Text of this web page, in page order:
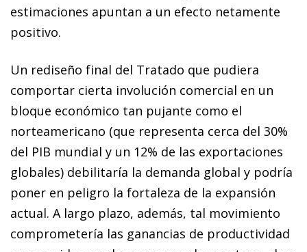
estimaciones apuntan a un efecto netamente
positivo.
Un rediseño final del Tratado que pudiera
comportar cierta involución comercial en un
bloque económico tan pujante como el
norteamericano (que representa cerca del 30%
del PIB mundial y un 12% de las exportaciones
globales) debilitaría la demanda global y podría
poner en peligro la fortaleza de la expansión
actual. A largo plazo, además, tal movimiento
comprometería las ganancias de productividad